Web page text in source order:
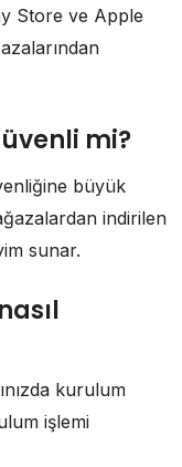
Store ve Apple
mi?
büyük
indirilen
sunar.
kurulum
işlemi